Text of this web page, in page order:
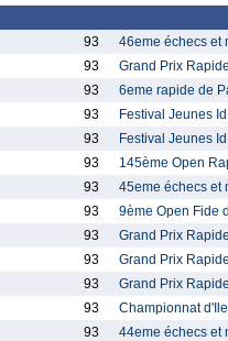
93
46eme échecs et
93
Grand Prix
93
6eme rapide de
93
Festival Jeunes
93
Festival Jeunes
93
145ème Open
93
45eme échecs et
93
9ème Open Fide
93
Grand Prix
93
Grand Prix
93
Grand Prix
93
Championnat
93 44eme échecs et